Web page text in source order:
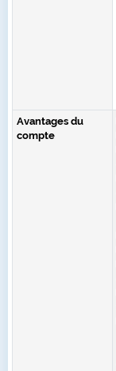
Avantages du
compte